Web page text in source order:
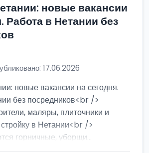
новые вакансии
Работа в Нетании без
17.06.2026
новые вакансии на сегодня.
без посредников<br />
маляры, плиточники и
в Нетании<br />
горничные, уборщи...